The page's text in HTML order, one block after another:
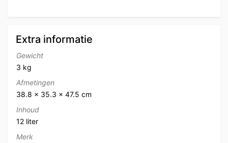
Extra informatie
Gewicht
3 kg
Afmetingen
38.8 × 35.3 × 47.5 cm
Inhoud
12 liter
Merk